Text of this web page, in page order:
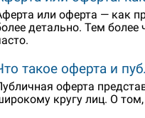
или оферта — как
детально. Тем
такое оферта и
оферта
кругу лиц. О